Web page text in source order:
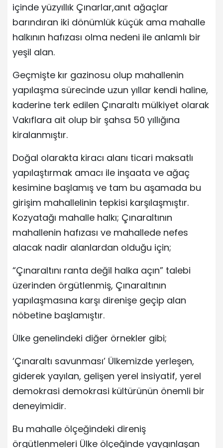
içinde yüzyıllık Çınarlar,anıt ağaçlar
barındıran iki dönümlük küçük ama mahalle
halkının hafızası olma nedeni ile anlamlı bir
yeşil alan.
Geçmişte kır gazinosu olup mahallenin
yapılaşma sürecinde uzun yıllar kendi haline,
kaderine terk edilen Çınaraltı mülkiyet olarak
Vakıflara ait olup bir şahsa 50 yıllığına
kiralanmıştır.
Doğal olarakta kiracı alanı ticari maksatlı
yapılaştırmak amacı ile inşaata ve ağaç
kesimine başlamış ve tam bu aşamada bu
girişim mahallelinin tepkisi karşılaşmıştır.
Kozyatağı mahalle halkı; Çınaraltının
mahallenin hafızası ve mahallede nefes
alacak nadir alanlardan olduğu için;
“Çınaraltını ranta değil halka açın” talebi
üzerinden örgütlenmiş, Çınaraltının
yapılaşmasına karşı direnişe geçip alan
nöbetine başlamıştır.
Ülke genelindeki diğer örnekler gibi;
‘Çınaraltı savunması’ Ülkemizde yerleşen,
giderek yayılan, gelişen yerel insiyatif, yerel
demokrasi demokrasi kültürünün önemli bir
deneyimidir.
Bu mahalle ölçeğindeki direniş
örgütlenmeleri Ülke ölçeğinde yaygınlaşan